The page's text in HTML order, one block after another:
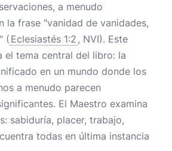
a menudo
la frase "vanidad de vanidades,
( Eclesiastés 1:2 , NVI). Este
el tema central del libro: la
en un mundo donde los
a menudo parecen
El Maestro examina
sabiduría, placer, trabajo,
todas en última instancia